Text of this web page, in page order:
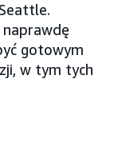
gotowym
w tym tych